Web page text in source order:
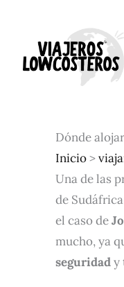
contenido
Dónde
Inicio>
Una de las
de
el caso de
mucho, ya
seguridady